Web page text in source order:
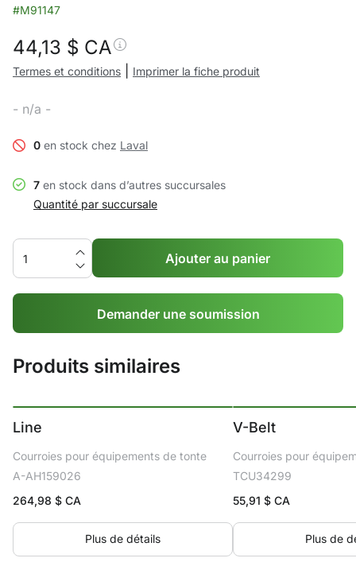
#M91147
44,13 $ CA
Termes et conditions Imprimer la fiche produit
- n/a -
0 en stock chez Laval
7 en stock dans d’autres succursales
Quantité par succursale
Ajouter au panier
Demander une soumission
Produits similaires
Line
Courroies pour équipements de tonte
A-AH159026
264,98 $ CA
Plus de détails
V-Belt
Courroies pour
TCU34299
55,91$ CA
Plus de